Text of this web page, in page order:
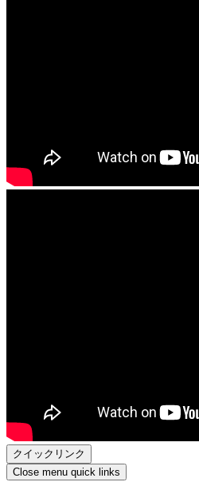
クイックリンク
Close menu quick links